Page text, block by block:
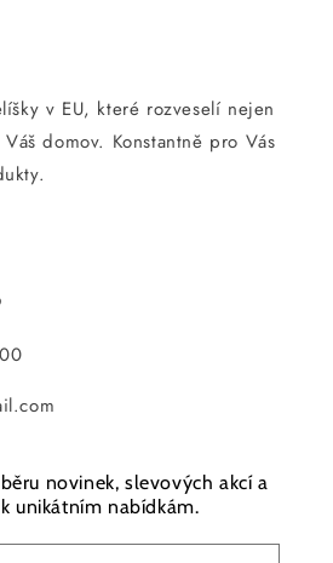
v EU, které rozveselí nejen
domov. Konstantně pro Vás
novinek, slevových akcí a
unikátním nabídkám.